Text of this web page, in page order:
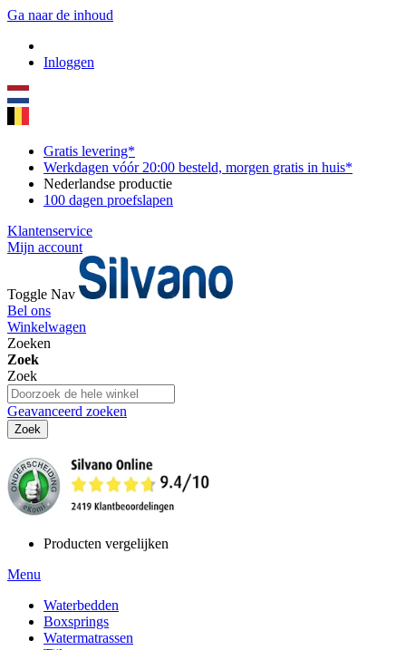
Ga naar de inhoud
Inloggen
Gratis levering*
Werkdagen vóór 20:00 besteld, morgen gratis in huis*
Nederlandse productie
100 dagen proefslapen
Klantenservice
Mijn account
Toggle Nav
Bel ons
Winkelwagen
Zoeken
Zoek
Zoek
Geavanceerd zoeken
Zoek
Producten vergelijken
Menu
Waterbedden
Boxsprings
Watermatrassen